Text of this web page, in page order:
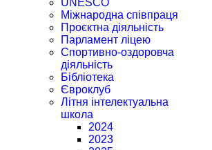
UNESCO
Міжнародна співпраця
Проєктна діяльність
Парламент ліцею
Спортивно-оздоровча
діяльність
Бібліотека
Євроклуб
Літня інтелектуальна
школа
2024
2023